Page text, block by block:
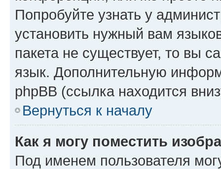
Попробуйте узнать у
установить нужный вам
пакета не существует, то вы
язык. Дополнительную
phpBB (ссылка находится
Вернуться к началу
Как я могу поместить
Под именем пользователя